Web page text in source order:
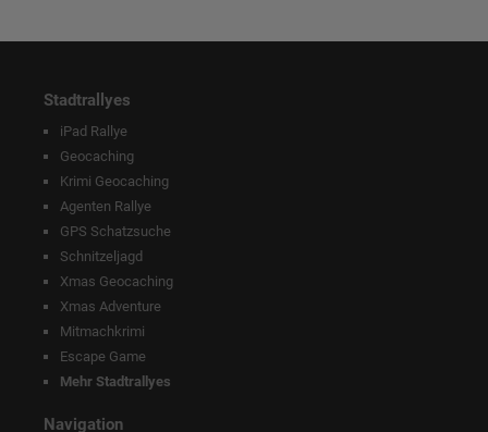
Stadtrallyes
iPad Rallye
Geocaching
Krimi Geocaching
Agenten Rallye
GPS Schatzsuche
Schnitzeljagd
Xmas Geocaching
Xmas Adventure
Mitmachkrimi
Escape Game
Mehr Stadtrallyes
Navigation